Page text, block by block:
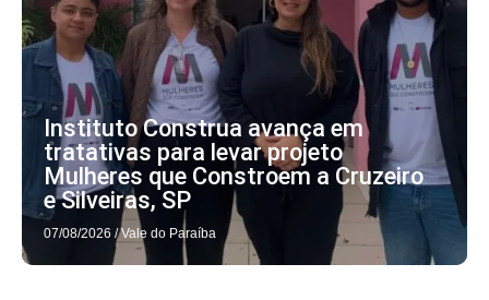
Instituto Construa avança em
tratativas para levar projeto
Mulheres que Constroem a Cruzeiro
e Silveiras, SP
07/08/2026 / Vale do Paraíba